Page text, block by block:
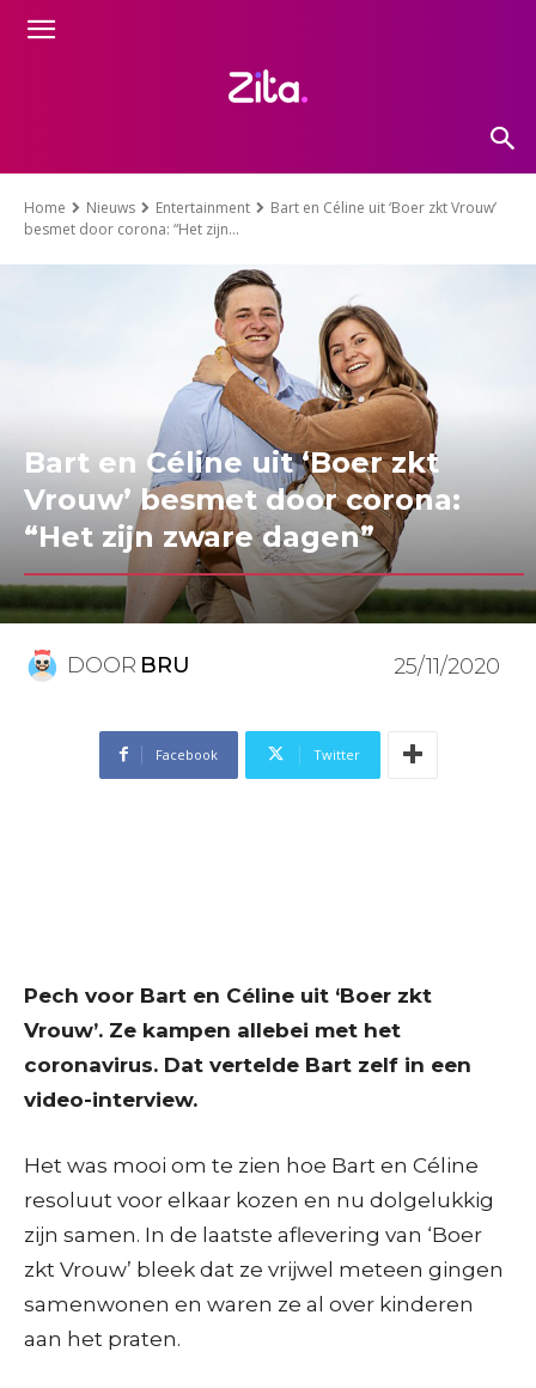
Home Nieuws Entertainment
Bart en Céline uit ‘Boer zkt Vrouw’
besmet door corona: “Het zijn...
Bart en Céline uit ‘Boer zkt
Vrouw’ besmet door corona:
“Het zijn zware dagen”
DOOR BRU 25/11/2020
Facebook Twitter
Pech voor Bart en Céline uit ‘Boer zkt
Vrouw’. Ze kampen allebei met het
coronavirus. Dat vertelde Bart zelf in een
video-interview.
Het was mooi om te zien hoe Bart en Céline
resoluut voor elkaar kozen en nu dolgelukkig
zijn samen. In de laatste aflevering van ‘Boer
zkt Vrouw’ bleek dat ze vrijwel meteen gingen
samenwonen en waren ze al over kinderen
aan het praten.